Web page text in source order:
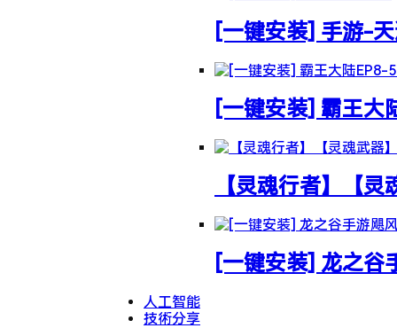
[一键安装] 手游-
[一键安装] 霸王大
【灵魂行者】【
[一键安装] 龙之谷
人工智能
技術分享